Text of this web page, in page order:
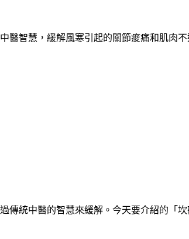
智慧，緩解風寒引起的關節痠痛和肌肉
統中醫的智慧來緩解。今天要介紹的「